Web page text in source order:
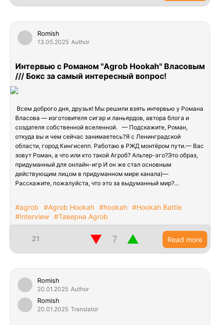
Romish
13.05.2025 Author
Интервью с Романом "Agrob Hookah" Власовым
/// Бокс за самый интересный вопрос!
Всем доброго дня, друзья! Мы решили взять интервью у Романа
Власова — изготовителя сигар и ланьярдов, автора блога и
создателя собственной вселенной. — Подскажите, Роман,
откуда вы и чем сейчас занимаетесь?Я с Ленинградской
области, город Кингисепп. Работаю в РЖД монтёром пути.— Вас
зовут Роман, а что или кто такой Агроб? Альтер-эго?Это образ,
придуманный для онлайн-игр И он же стал основным
действующим лицом в придуманном мире канала)—
Расскажите, пожалуйста, что это за выдуманный мир?…
#agrob #Agrob Hookah #hookah #Hookah Battle
#Interview #Таверна Agrob
21 ▲
▼ Read more
Romish
20.01.2025 Author
Romish
20.01.2025 Translator